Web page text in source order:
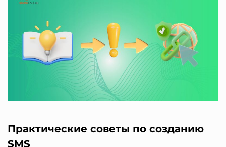
Практические советы по созданию
SMS